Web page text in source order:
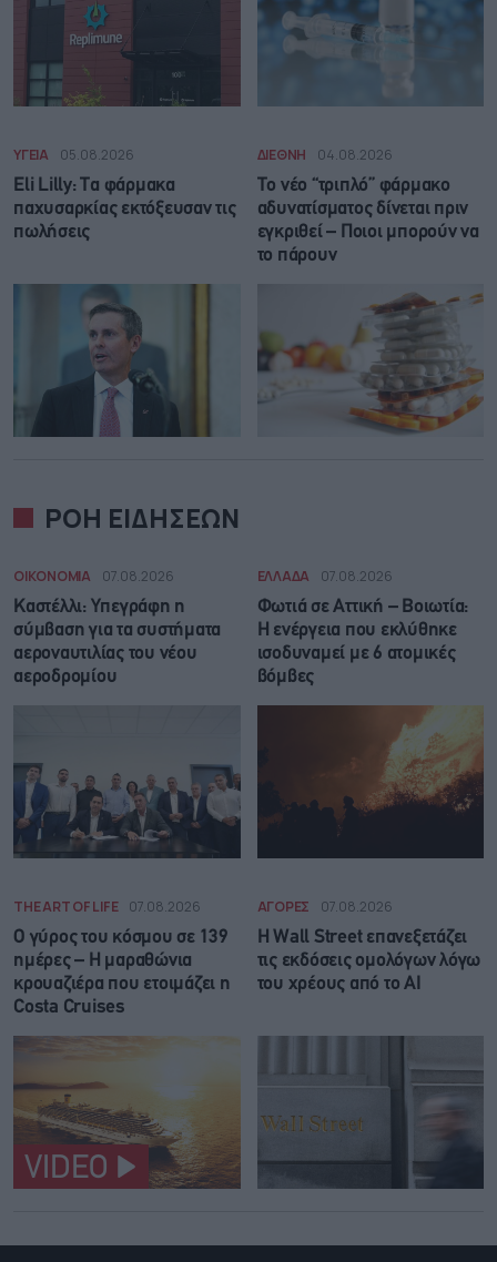
ΥΓΕΙΑ 05.08.2026
Eli Lilly: Τα φάρμακα
παχυσαρκίας εκτόξευσαν τις
πωλήσεις
ΔΙΕΘΝΗ 04.08.2026
Το νέο “τριπλό” φάρμακο
αδυνατίσματος δίνεται πριν
εγκριθεί – Ποιοι μπορούν να
το πάρουν
ΡΟΗ ΕΙΔΗΣΕΩΝ
ΟΙΚΟΝΟΜΙΑ 07.08.2026
Καστέλλι: Υπεγράφη η
σύμβαση για τα συστήματα
αεροναυτιλίας του νέου
αεροδρομίου
ΕΛΛΑΔΑ 07.08.2026
Φωτιά σε Αττική – Βοιωτία:
Η ενέργεια που εκλύθηκε
ισοδυναμεί με 6 ατομικές
βόμβες
THE ART OF LIFE 07.08.2026
Ο γύρος του κόσμου σε 139
ημέρες – Η μαραθώνια
κρουαζιέρα που ετοιμάζει η
Costa Cruises
VIDEO
ΑΓΟΡΕΣ 07.08.2026
Η Wall Street επανεξετάζει
τις εκδόσεις ομολόγων λόγω
του χρέους από το AI